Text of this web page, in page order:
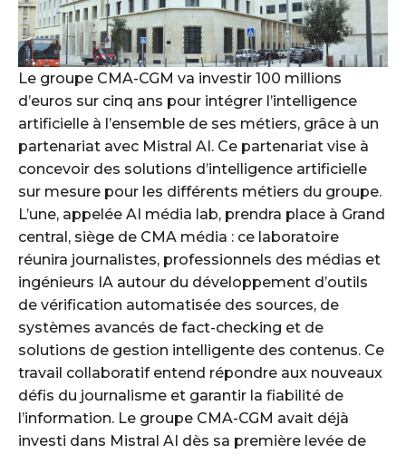
Le groupe CMA-CGM va investir 100 millions
d’euros sur cinq ans pour intégrer l’intelligence
artificielle à l’ensemble de ses métiers, grâce à un
partenariat avec Mistral AI. Ce partenariat vise à
concevoir des solutions d’intelligence artificielle
sur mesure pour les différents métiers du groupe.
L’une, appelée AI média lab, prendra place à Grand
central, siège de CMA média : ce laboratoire
réunira journalistes, professionnels des médias et
ingénieurs IA autour du développement d’outils
de vérification automatisée des sources, de
systèmes avancés de fact-checking et de
solutions de gestion intelligente des contenus. Ce
travail collaboratif entend répondre aux nouveaux
défis du journalisme et garantir la fiabilité de
l’information. Le groupe CMA-CGM avait déjà
investi dans Mistral AI dès sa première levée de